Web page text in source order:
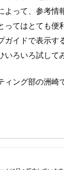
よって、参考情
てはとても便
ガイドで表示す
ろいろ試して
ング部の洲崎